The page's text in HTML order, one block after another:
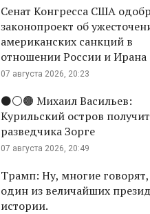
Сенат Конгресса США
законопроект об
американских санкций в
отношении России и Ирана
07 августа 2026, 20:23
⚫️⚪️🟤 Михаил Васильев:
Курильский остров
разведчика Зорге
07 августа 2026, 20:49
Трамп: Ну, многие говорят,
один из величайших
истории.